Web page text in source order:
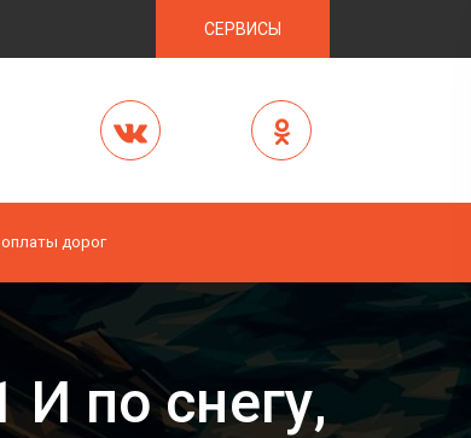
СЕРВИСЫ
дорог
И по снегу,